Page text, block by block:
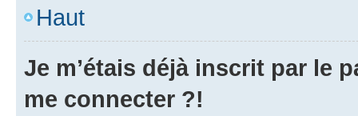
Haut
Je m’étais déjà inscrit par le
me connecter ?!